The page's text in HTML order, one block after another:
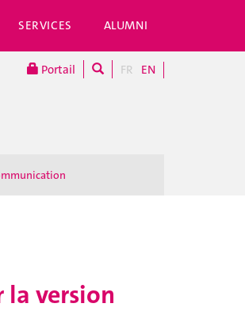
SERVICES ALUMNI
Portail FR EN
la version